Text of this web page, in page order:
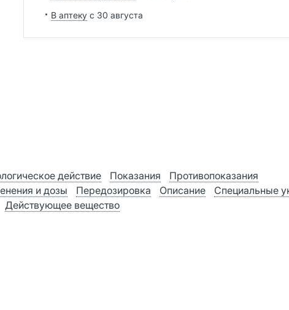
В аптеку с 30 августа
действие Показания
Противопоказания
и дозы Передозировка Описание
Специальные
Действующее вещество